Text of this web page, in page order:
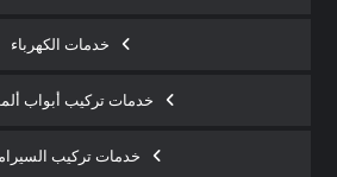
خدمات الكهرباء
خدمات تركيب أبواب
خدمات تركيب